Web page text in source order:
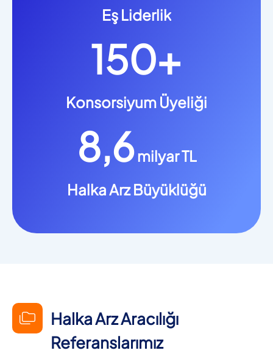
Eş Liderlik
150+
Konsorsiyum Üyeliği
8,6milyar TL
Halka Arz Büyüklüğü
Halka Arz Aracılığı
Referanslarımız